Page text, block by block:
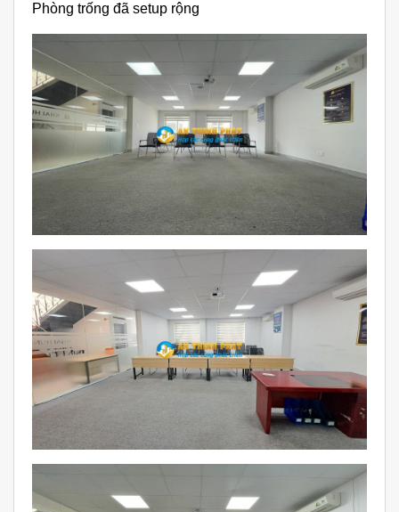
Phòng trống đã setup rộng